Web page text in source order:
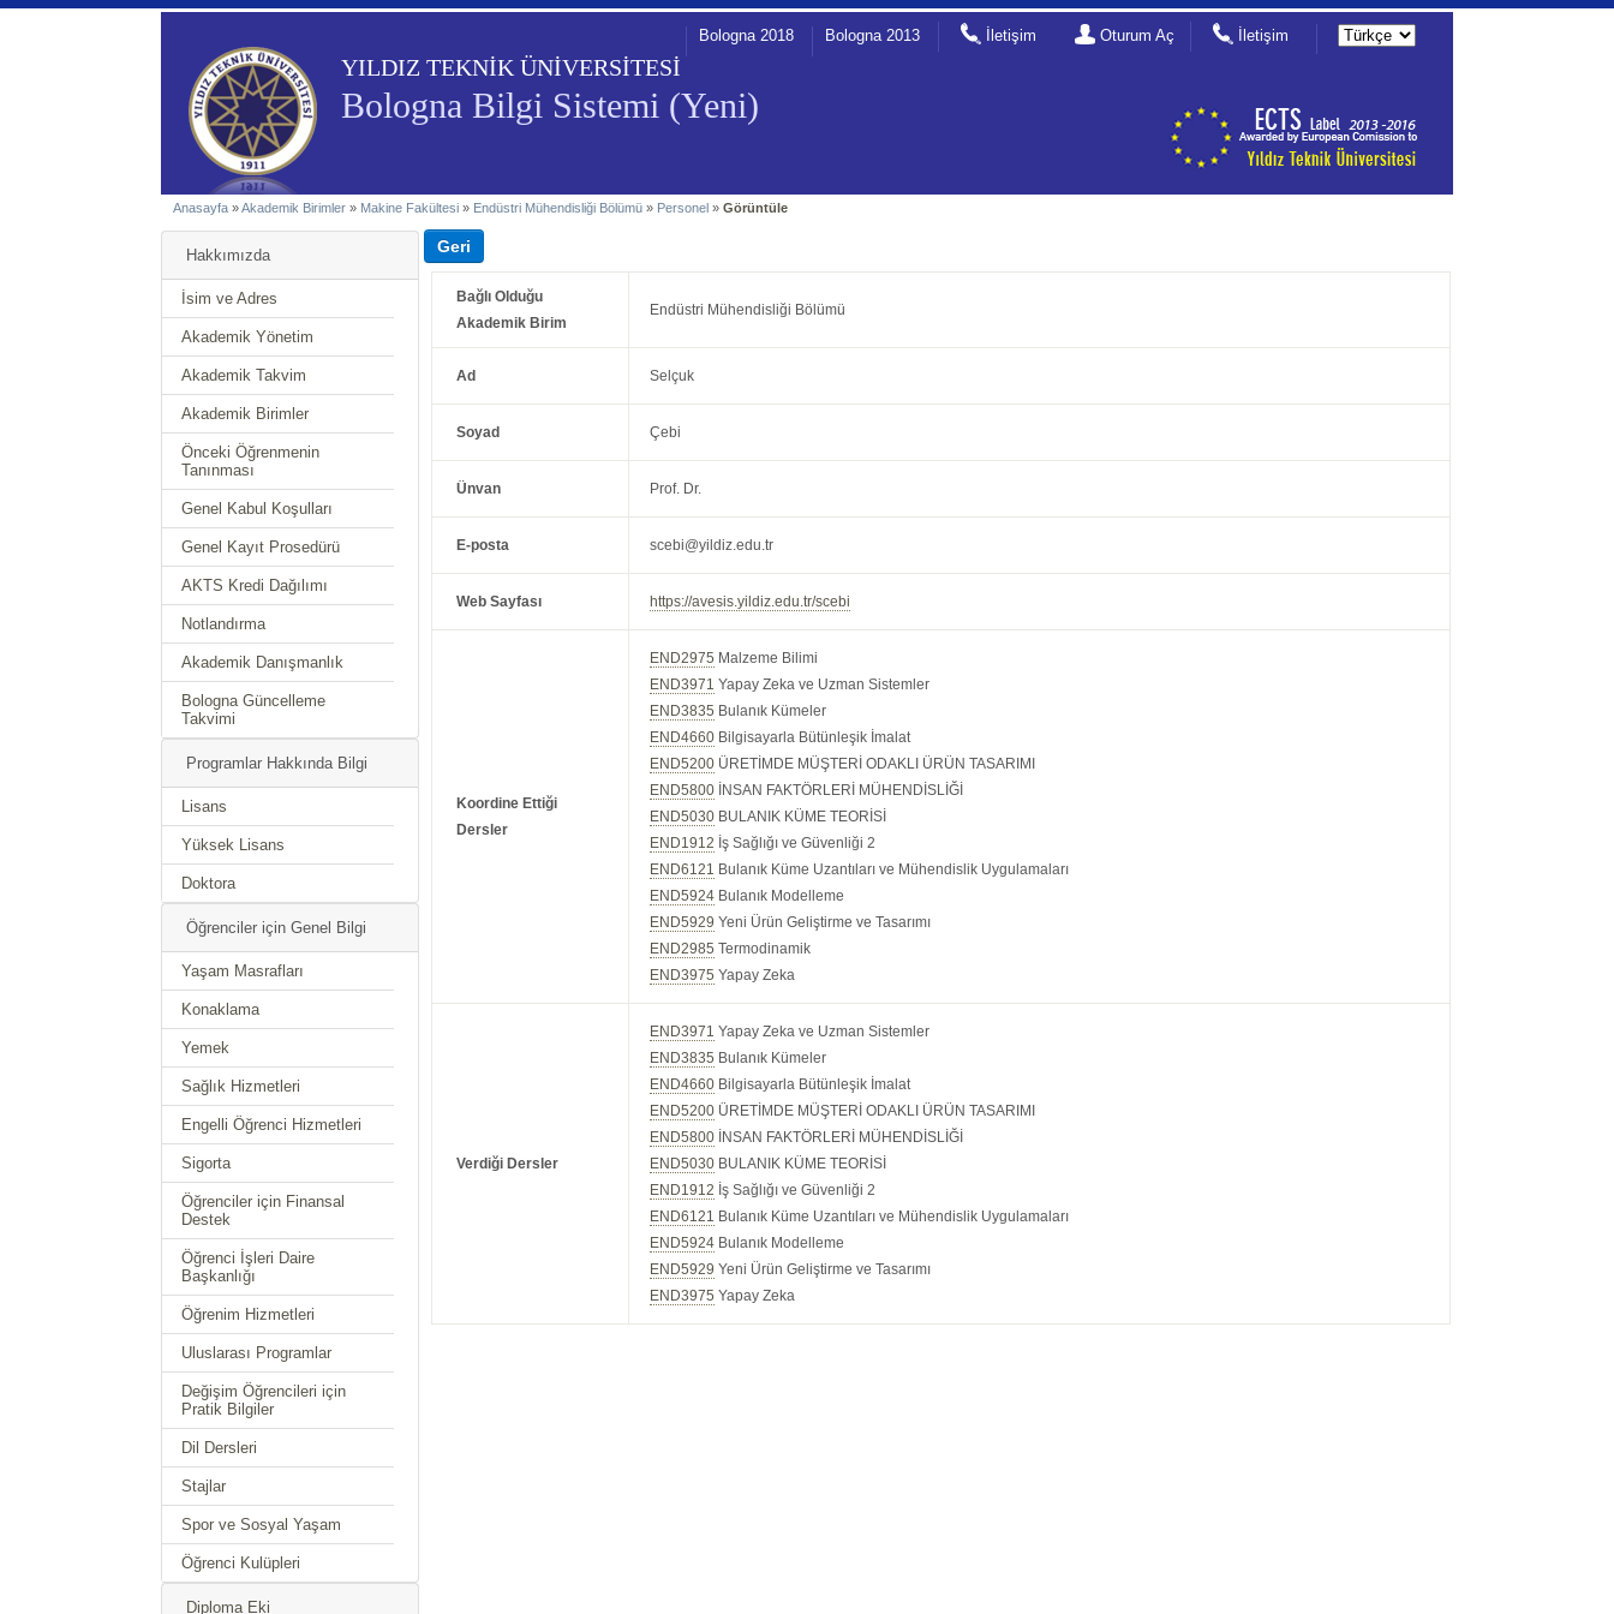
YILDIZ TEKNİK ÜNİVERSİTESİ
Bologna Bilgi Sistemi (Yeni)
Bologna 2018 Bologna 2013 İletişim Oturum Aç İletişim
Anasayfa »Akademik Birimler » Makine Fakültesi» Endüstri Mühendisliği Bölümü » Personel »Görüntüle
Hakkımızda
İsim ve Adres
Akademik Yönetim
Akademik Takvim
Akademik Birimler
Önceki Öğrenmenin
Tanınması
Genel Kabul Koşulları
Genel Kayıt Prosedürü
AKTS Kredi Dağılımı
Notlandırma
Akademik Danışmanlık
Bologna Güncelleme
Takvimi
Programlar Hakkında Bilgi
Lisans
Yüksek Lisans
Doktora
Öğrenciler için Genel Bilgi
Yaşam Masrafları
Konaklama
Yemek
Sağlık Hizmetleri
Engelli Öğrenci Hizmetleri
Sigorta
Öğrenciler için Finansal
Destek
Öğrenci İşleri Daire
Başkanlığı
Öğrenim Hizmetleri
Uluslarası Programlar
Değişim Öğrencileri için
Pratik Bilgiler
Dil Dersleri
Stajlar
Spor ve Sosyal Yaşam
Öğrenci Kulüpleri
Diploma Eki
Bağlı Olduğu
Akademik Birim
Endüstri Mühendisliği Bölümü
Ad Selçuk
Soyad Çebi
Ünvan Prof. Dr.
E-posta scebi@yildiz.edu.tr
Web Sayfası https://avesis.yildiz.edu.tr/scebi
Koordine Ettiği
Dersler
END2975 Malzeme Bilimi
END3971 Yapay Zeka ve Uzman Sistemler
END3835 Bulanık Kümeler
END4660 Bilgisayarla Bütünleşik İmalat
END5200 ÜRETİMDE MÜŞTERİ ODAKLI ÜRÜN TASARIMI
END5800 İNSAN FAKTÖRLERİ MÜHENDİSLİĞİ
END5030 BULANIK KÜME TEORİSİ
END1912 İş Sağlığı ve Güvenliği 2
END6121 Bulanık Küme Uzantıları ve Mühendislik Uygulamaları
END5924 Bulanık Modelleme
END5929 Yeni Ürün Geliştirme ve Tasarımı
END2985 Termodinamik
END3975 Yapay Zeka
Verdiği Dersler
END3971 Yapay Zeka ve Uzman Sistemler
END3835 Bulanık Kümeler
END4660 Bilgisayarla Bütünleşik İmalat
END5200 ÜRETİMDE MÜŞTERİ ODAKLI ÜRÜN TASARIMI
END5800 İNSAN FAKTÖRLERİ MÜHENDİSLİĞİ
END5030 BULANIK KÜME TEORİSİ
END1912 İş Sağlığı ve Güvenliği 2
END6121 Bulanık Küme Uzantıları ve Mühendislik Uygulamaları
END5924 Bulanık Modelleme
END5929 Yeni Ürün Geliştirme ve Tasarımı
END3975 Yapay Zeka